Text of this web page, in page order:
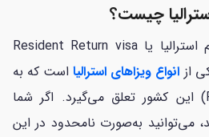
چیست؟
ویزای ویزای بازگشت مقیم استرالیا یا Resident Return visa
انواع ویزاهای استرالیااست که به
دارندگان اقامت دائم (PR) این کشور تعلق می‌گیرد. اگر شما
می‌توانید به‌صورت نامحدود در این